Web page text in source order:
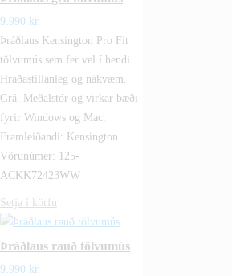
9.990 kr.
Þráðlaus Kensington Pro Fit
tölvumús sem fer vel í hendi.
Hraðastillanleg og nákvæm.
Grá. Meðalstór og virkar bæði
fyrir Windows og Mac.
Framleiðandi: Kensington
Vörunúmer: 125-
ACKK72423WW
Setja í körfu
Þráðlaus rauð tölvumús
9.990 kr.